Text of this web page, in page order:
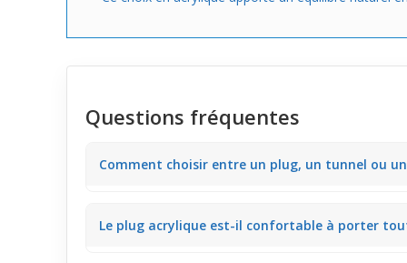
Questions fréquentes
Comment choisir entre un plug, un tunnel ou
en place varie selon cette forme, ce qui influence la
Le plug acrylique est-il confortable à porter